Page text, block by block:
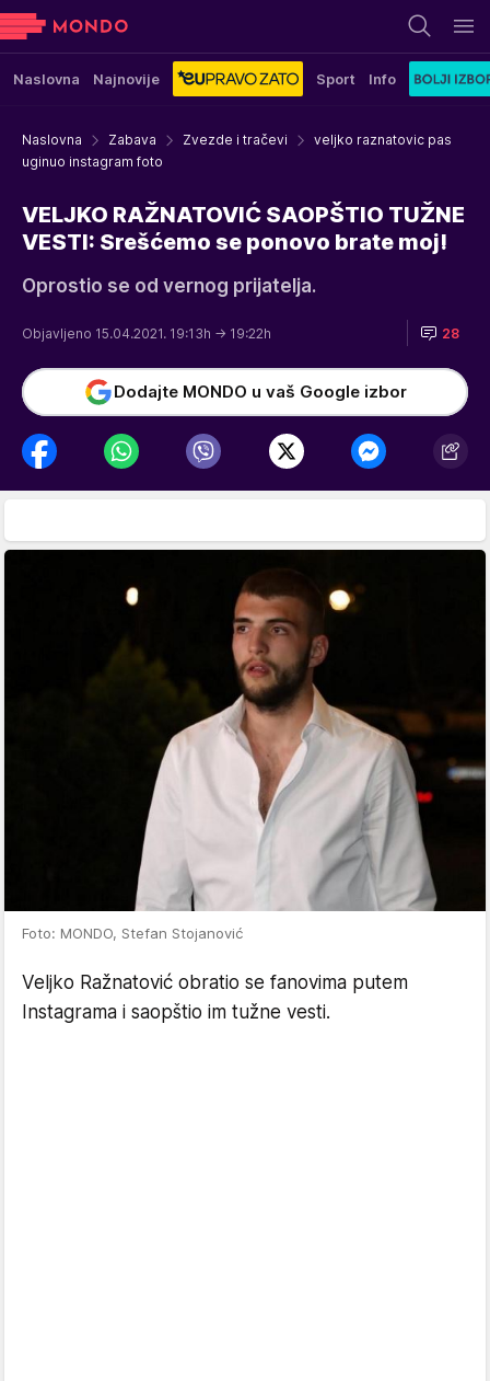
Naslovna Najnovije Sport Info
Naslovna Zabava Zvezde i tračevi
veljko raznatovic pas
uginuo instagram foto
VELJKO RAŽNATOVIĆ SAOPŠTIO TUŽNE
VESTI: Srešćemo se ponovo brate moj!
Oprostio se od vernog prijatelja.
Objavljeno 15.04.2021. 19:13h → 19:22h 28
Dodajte MONDO u vaš Google izbor
Foto: MONDO, Stefan Stojanović
Veljko Ražnatović obratio se fanovima putem
Instagrama i saopštio im tužne vesti.